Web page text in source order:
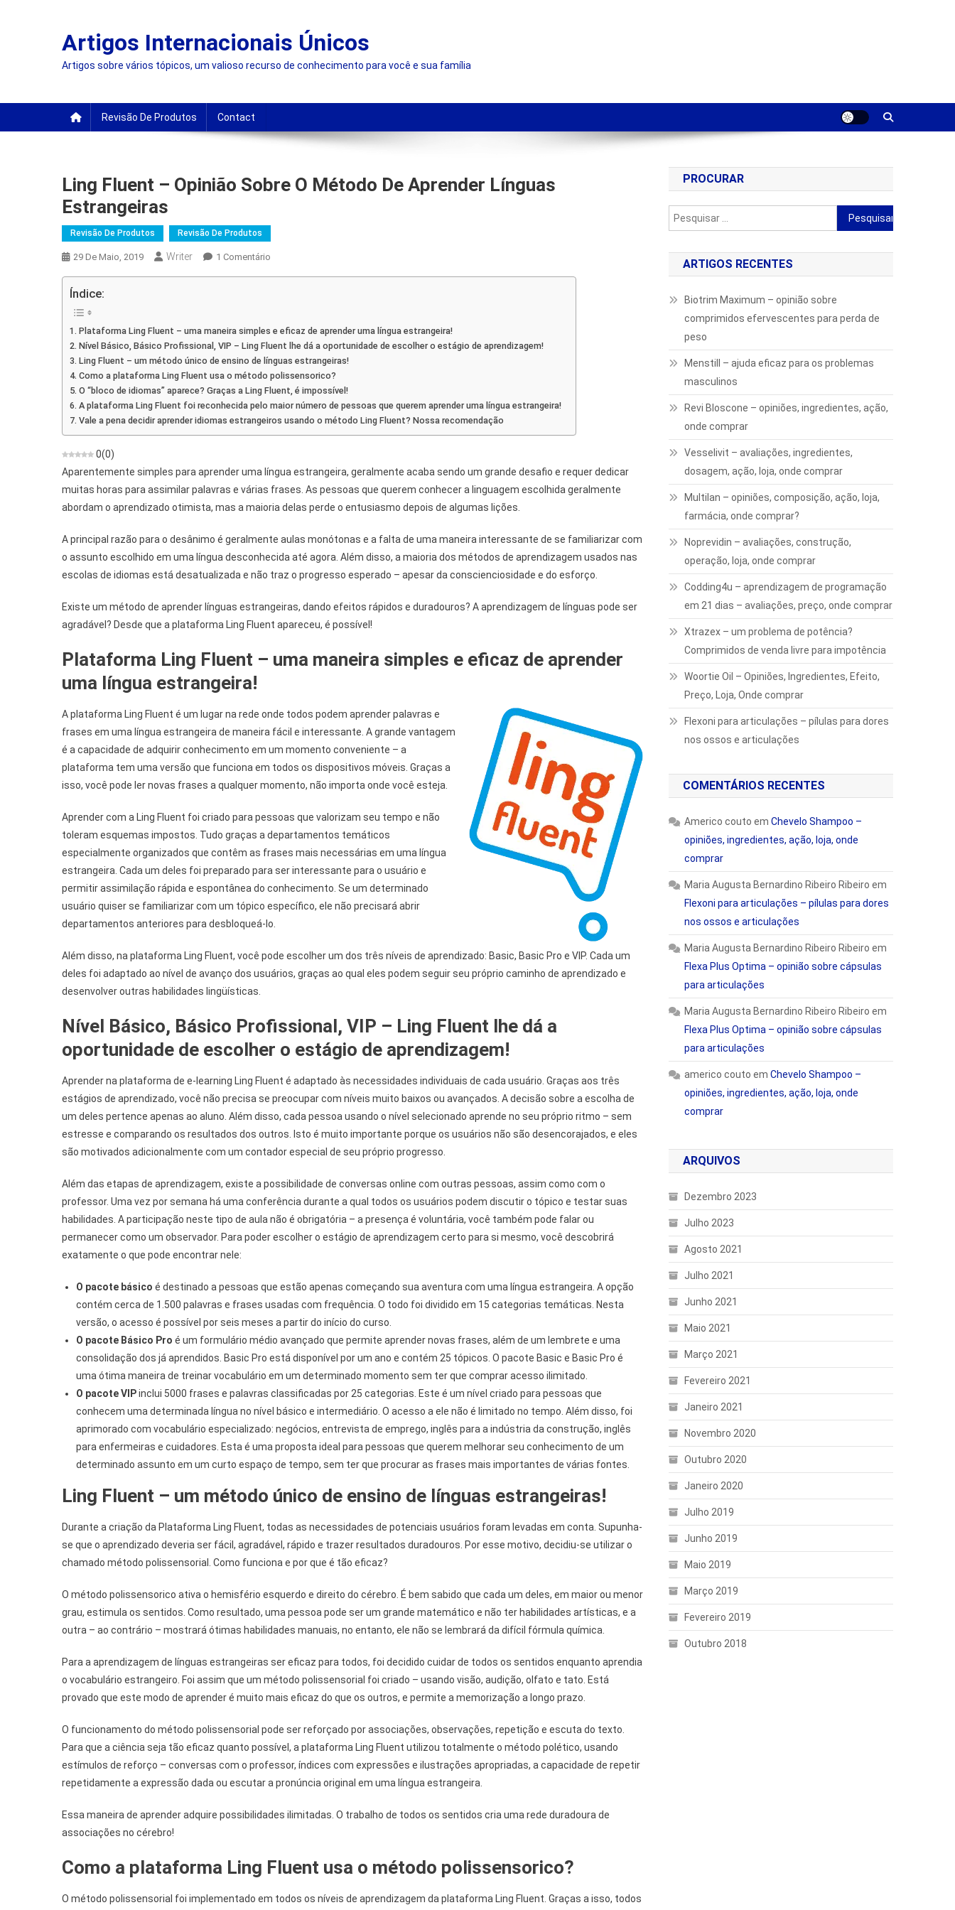
Artigos Internacionais Únicos
Artigos sobre vários tópicos, um valioso recurso de conhecimento para você e sua família
Revisão De Produtos Contact
Ling Fluent – Opinião Sobre O Método De Aprender Línguas
Estrangeiras
Revisão De Produtos Revisão De Produtos
29 De Maio, 2019 Writer 1 Comentário
Método
De
Aprender
Línguas
Estrangeiras
Índice:
Plataforma Ling Fluent – uma maneira simples e eficaz de aprender uma língua estrangeira!
Nível Básico, Básico Profissional, VIP – Ling Fluent lhe dá a oportunidade de escolher o estágio de aprendizagem!
Ling Fluent – um método único de ensino de línguas estrangeiras!
Como a plataforma Ling Fluent usa o método polissensorico?
O “bloco de idiomas” aparece? Graças a Ling Fluent, é impossível!
A plataforma Ling Fluent foi reconhecida pelo maior número de pessoas que querem aprender uma língua estrangeira!
Vale a pena decidir aprender idiomas estrangeiros usando o método Ling Fluent? Nossa recomendação
0(0)
Aparentemente simples para aprender uma língua estrangeira, geralmente acaba sendo um grande desafio e requer dedicar
muitas horas para assimilar palavras e várias frases. As pessoas que querem conhecer a linguagem escolhida geralmente
abordam o aprendizado otimista, mas a maioria delas perde o entusiasmo depois de algumas lições.
A principal razão para o desânimo é geralmente aulas monótonas e a falta de uma maneira interessante de se familiarizar com
o assunto escolhido em uma língua desconhecida até agora. Além disso, a maioria dos métodos de aprendizagem usados nas
escolas de idiomas está desatualizada e não traz o progresso esperado – apesar da conscienciosidade e do esforço.
Existe um método de aprender línguas estrangeiras, dando efeitos rápidos e duradouros? A aprendizagem de línguas pode ser
agradável? Desde que a plataforma Ling Fluent apareceu, é possível!
Plataforma Ling Fluent – uma maneira simples e eficaz de aprender
uma língua estrangeira!
A plataforma Ling Fluent é um lugar na rede onde todos podem aprender palavras e
frases em uma língua estrangeira de maneira fácil e interessante. A grande vantagem
é a capacidade de adquirir conhecimento em um momento conveniente – a
plataforma tem uma versão que funciona em todos os dispositivos móveis. Graças a
isso, você pode ler novas frases a qualquer momento, não importa onde você esteja.
Aprender com a Ling Fluent foi criado para pessoas que valorizam seu tempo e não
toleram esquemas impostos. Tudo graças a departamentos temáticos
especialmente organizados que contêm as frases mais necessárias em uma língua
estrangeira. Cada um deles foi preparado para ser interessante para o usuário e
permitir assimilação rápida e espontânea do conhecimento. Se um determinado
usuário quiser se familiarizar com um tópico específico, ele não precisará abrir
departamentos anteriores para desbloqueá-lo.
Além disso, na plataforma Ling Fluent, você pode escolher um dos três níveis de aprendizado: Basic, Basic Pro e VIP. Cada um
deles foi adaptado ao nível de avanço dos usuários, graças ao qual eles podem seguir seu próprio caminho de aprendizado e
desenvolver outras habilidades lingüísticas.
Nível Básico, Básico Profissional, VIP – Ling Fluent lhe dá a
oportunidade de escolher o estágio de aprendizagem!
Aprender na plataforma de e-learning Ling Fluent é adaptado às necessidades individuais de cada usuário. Graças aos três
estágios de aprendizado, você não precisa se preocupar com níveis muito baixos ou avançados. A decisão sobre a escolha de
um deles pertence apenas ao aluno. Além disso, cada pessoa usando o nível selecionado aprende no seu próprio ritmo – sem
estresse e comparando os resultados dos outros. Isto é muito importante porque os usuários não são desencorajados, e eles
são motivados adicionalmente com um contador especial de seu próprio progresso.
Além das etapas de aprendizagem, existe a possibilidade de conversas online com outras pessoas, assim como com o
professor. Uma vez por semana há uma conferência durante a qual todos os usuários podem discutir o tópico e testar suas
habilidades. A participação neste tipo de aula não é obrigatória – a presença é voluntária, você também pode falar ou
permanecer como um observador. Para poder escolher o estágio de aprendizagem certo para si mesmo, você descobrirá
exatamente o que pode encontrar nele:
O pacote básico é destinado a pessoas que estão apenas começando sua aventura com uma língua estrangeira. A opção
contém cerca de 1.500 palavras e frases usadas com frequência. O todo foi dividido em 15 categorias temáticas. Nesta
versão, o acesso é possível por seis meses a partir do início do curso.
O pacote Básico Pro é um formulário médio avançado que permite aprender novas frases, além de um lembrete e uma
consolidação dos já aprendidos. Basic Pro está disponível por um ano e contém 25 tópicos. O pacote Basic e Basic Pro é
uma ótima maneira de treinar vocabulário em um determinado momento sem ter que comprar acesso ilimitado.
O pacote VIPinclui 5000 frases e palavras classificadas por 25 categorias. Este é um nível criado para pessoas que
conhecem uma determinada língua no nível básico e intermediário. O acesso a ele não é limitado no tempo. Além disso, foi
aprimorado com vocabulário especializado: negócios, entrevista de emprego, inglês para a indústria da construção, inglês
para enfermeiras e cuidadores. Esta é uma proposta ideal para pessoas que querem melhorar seu conhecimento de um
determinado assunto em um curto espaço de tempo, sem ter que procurar as frases mais importantes de várias fontes.
Ling Fluent – um método único de ensino de línguas estrangeiras!
Durante a criação da Plataforma Ling Fluent, todas as necessidades de potenciais usuários foram levadas em conta. Supunha-
se que o aprendizado deveria ser fácil, agradável, rápido e trazer resultados duradouros. Por esse motivo, decidiu-se utilizar o
chamado método polissensorial. Como funciona e por que é tão eficaz?
O método polissensorico ativa o hemisfério esquerdo e direito do cérebro. É bem sabido que cada um deles, em maior ou menor
grau, estimula os sentidos. Como resultado, uma pessoa pode ser um grande matemático e não ter habilidades artísticas, e a
outra – ao contrário – mostrará ótimas habilidades manuais, no entanto, ele não se lembrará da difícil fórmula química.
Para a aprendizagem de línguas estrangeiras ser eficaz para todos, foi decidido cuidar de todos os sentidos enquanto aprendia
o vocabulário estrangeiro. Foi assim que um método polissensorial foi criado – usando visão, audição, olfato e tato. Está
provado que este modo de aprender é muito mais eficaz do que os outros, e permite a memorização a longo prazo.
O funcionamento do método polissensorial pode ser reforçado por associações, observações, repetição e escuta do texto.
Para que a ciência seja tão eficaz quanto possível, a plataforma Ling Fluent utilizou totalmente o método polético, usando
estímulos de reforço – conversas com o professor, índices com expressões e ilustrações apropriadas, a capacidade de repetir
repetidamente a expressão dada ou escutar a pronúncia original em uma língua estrangeira.
Essa maneira de aprender adquire possibilidades ilimitadas. O trabalho de todos os sentidos cria uma rede duradoura de
associações no cérebro!
Como a plataforma Ling Fluent usa o método polissensorico?
O método polissensorial foi implementado em todos os níveis de aprendizagem da plataforma Ling Fluent. Graças a isso, todos
PROCURAR
Pesquisar
por:
ARTIGOS RECENTES
Biotrim Maximum – opinião sobre
comprimidos efervescentes para perda de
peso
Menstill – ajuda eficaz para os problemas
masculinos
Revi Bloscone – opiniões, ingredientes, ação,
onde comprar
Vesselivit – avaliações, ingredientes,
dosagem, ação, loja, onde comprar
Multilan – opiniões, composição, ação, loja,
farmácia, onde comprar?
Noprevidin – avaliações, construção,
operação, loja, onde comprar
Codding4u – aprendizagem de programação
em 21 dias – avaliações, preço, onde comprar
Xtrazex – um problema de potência?
Comprimidos de venda livre para impotência
Woortie Oil – Opiniões, Ingredientes, Efeito,
Preço, Loja, Onde comprar
Flexoni para articulações – pílulas para dores
nos ossos e articulações
COMENTÁRIOS RECENTES
Americo couto emChevelo Shampoo –
opiniões, ingredientes, ação, loja, onde
comprar
Maria Augusta Bernardino Ribeiro Ribeiro em
Flexoni para articulações – pílulas para dores
nos ossos e articulações
Maria Augusta Bernardino Ribeiro Ribeiro em
Flexa Plus Optima – opinião sobre cápsulas
para articulações
Maria Augusta Bernardino Ribeiro Ribeiro em
Flexa Plus Optima – opinião sobre cápsulas
para articulações
americo couto emChevelo Shampoo –
opiniões, ingredientes, ação, loja, onde
comprar
ARQUIVOS
Dezembro 2023
Julho 2023
Agosto 2021
Julho 2021
Junho 2021
Maio 2021
Março 2021
Fevereiro 2021
Janeiro 2021
Novembro 2020
Outubro 2020
Janeiro 2020
Julho 2019
Junho 2019
Maio 2019
Março 2019
Fevereiro 2019
Outubro 2018